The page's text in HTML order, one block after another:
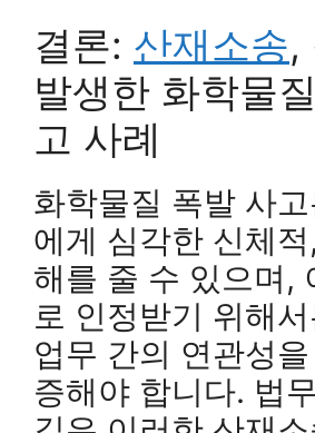
결론: 산재소송,
발생한 화학물
고 사례
화학물질 폭발 사
에게 심각한 신체
해를 줄 수 있으며,
로 인정받기 위해
업무 간의 연관성
증해야 합니다. 법